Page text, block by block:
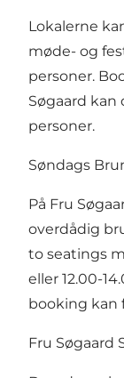
Lokalerne
møde- og
personer.
Søgaard kan
personer.
Søndags
På Fru
overdådig
to seatings
eller 12.00-
booking kan
Fru Søgaard